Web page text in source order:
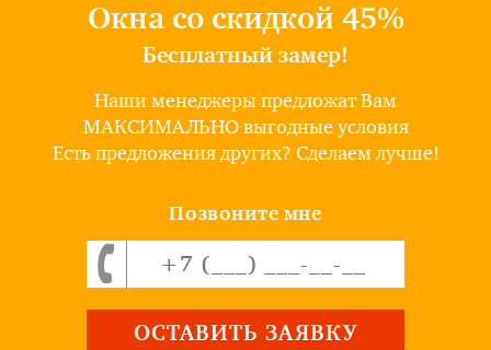
Окна со скидкой 45%
Бесплатный замер!
Наши менеджеры предложат Вам
МАКСИМАЛЬНО выгодные условия
Есть предложения других? Сделаем лучше!
Позвоните мне